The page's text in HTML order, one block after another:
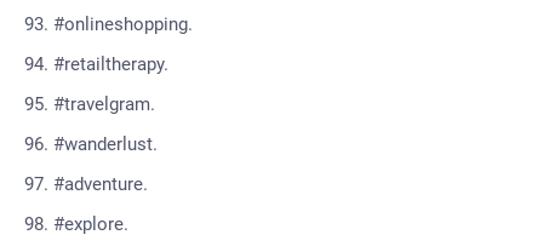
#onlineshopping.
#retailtherapy.
#travelgram.
#wanderlust.
#adventure.
#explore.